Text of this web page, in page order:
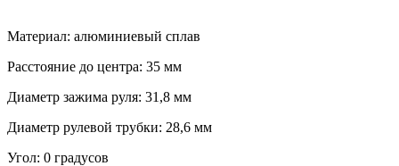
Материал: алюминиевый сплав
Расстояние до центра: 35 мм
Диаметр зажима руля: 31,8 мм
Диаметр рулевой трубки: 28,6 мм
Угол: 0 градусов